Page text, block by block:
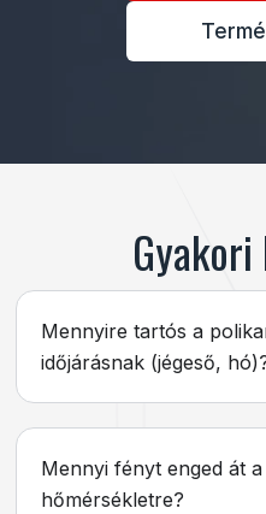
Mennyire tartós a
időjárásnak (jégeső,
Mennyi fényt enged át
hőmérsékletre?